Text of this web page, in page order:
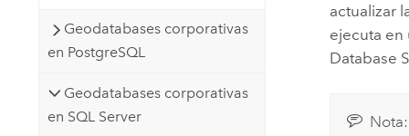
Geodatabases corporativas
en PostgreSQL
Geodatabases corporativas
en SQL Server
actualizar
ejecuta en
Database
Nota: